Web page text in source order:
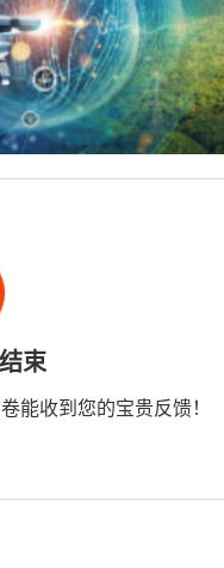
束
能收到您的宝贵反馈！